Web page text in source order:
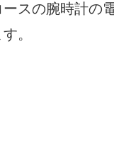
スの腕時計の
。